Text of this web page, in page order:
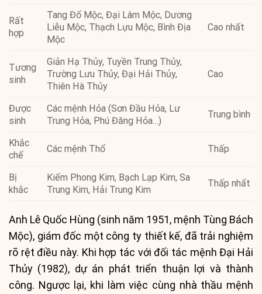
Rất
hợp
Tang Đố Mộc, Đại Lâm Mộc, Dương
Liễu Mộc, Thạch Lựu Mộc, Bình Địa
Mộc
Cao nhất
Tương
sinh
Giản Hạ Thủy, Tuyền Trung Thủy,
Trường Lưu Thủy, Đại Hải Thủy,
Thiên Hà Thủy
Cao
Được
sinh
Các mệnh Hỏa (Sơn Đầu Hỏa, Lư
Trung Hỏa, Phú Đăng Hỏa…)
Trung bình
Khắc
chế
Các mệnh Thổ Thấp
Bị
khắc
Kiếm Phong Kim, Bạch Lạp Kim, Sa
Trung Kim, Hải Trung Kim
Thấp nhất
Anh Lê Quốc Hùng (sinh năm 1951, mệnh Tùng Bách
Mộc), giám đốc một công ty thiết kế, đã trải nghiệm
rõ rệt điều này. Khi hợp tác với đối tác mệnh Đại Hải
Thủy (1982), dự án phát triển thuận lợi và thành
công. Ngược lại, khi làm việc cùng nhà thầu mệnh